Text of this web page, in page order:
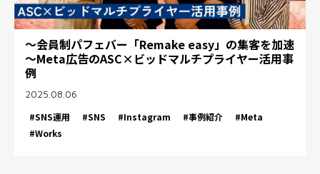
～会員制パフェバー「Remake easy」の集客を加速
～Meta広告のASC×ビッドマルチプライヤー活用事
例
2025.08.06
#SNS運用
#SNS #Instagram #事例紹介
#Meta
#Works